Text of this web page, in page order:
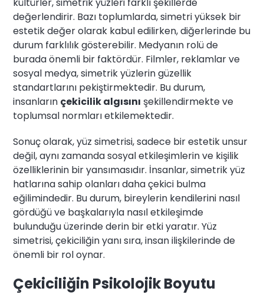
değerlendirir. Bazı toplumlarda, simetri yüksek bir
estetik değer olarak kabul edilirken, diğerlerinde bu
durum farklılık gösterebilir. Medyanın rolü de
burada önemli bir faktördür. Filmler, reklamlar ve
sosyal medya, simetrik yüzlerin güzellik
standartlarını pekiştirmektedir. Bu durum,
insanların çekicilik algısını şekillendirmekte ve
toplumsal normları etkilemektedir.
Sonuç olarak, yüz simetrisi, sadece bir estetik unsur
değil, aynı zamanda sosyal etkileşimlerin ve kişilik
özelliklerinin bir yansımasıdır. İnsanlar, simetrik yüz
hatlarına sahip olanları daha çekici bulma
eğilimindedir. Bu durum, bireylerin kendilerini nasıl
gördüğü ve başkalarıyla nasıl etkileşimde
bulunduğu üzerinde derin bir etki yaratır. Yüz
simetrisi, çekiciliğin yanı sıra, insan ilişkilerinde de
önemli bir rol oynar.
Çekiciliğin Psikolojik Boyutu